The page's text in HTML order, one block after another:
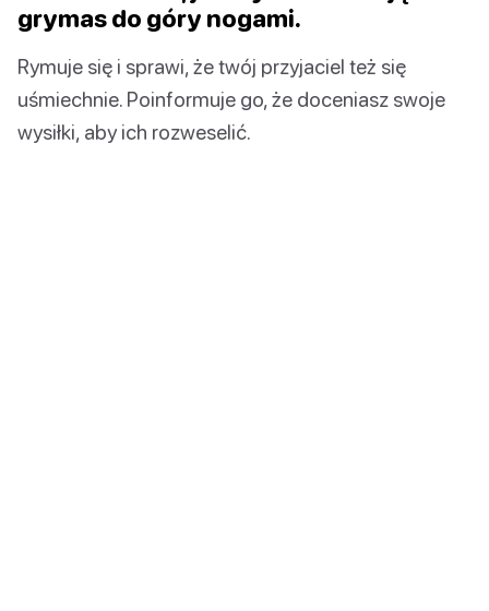
grymas do góry nogami.
Rymuje się i sprawi, że twój przyjaciel też się
uśmiechnie. Poinformuje go, że doceniasz swoje
wysiłki, aby ich rozweselić.